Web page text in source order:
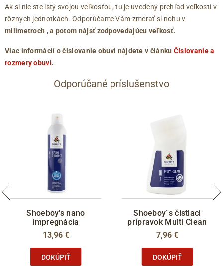
Ak si nie ste istý svojou veľkosťou, tu je uvedený prehľad veľkostí v
rôznych jednotkách. Odporúčame Vám zmerať si nohu v
milimetroch , a potom nájsť zodpovedajúcu veľkosť.
Viac informácií o číslovanie obuvi nájdete v článku Číslovanie a
rozmery obuvi.
Odporúčané príslušenstvo
Shoeboy's nano
impregnácia
13,96 €
DOKÚPIŤ
Shoeboy´s čistiaci
prípravok Multi Clean
7,96 €
DOKÚPIŤ